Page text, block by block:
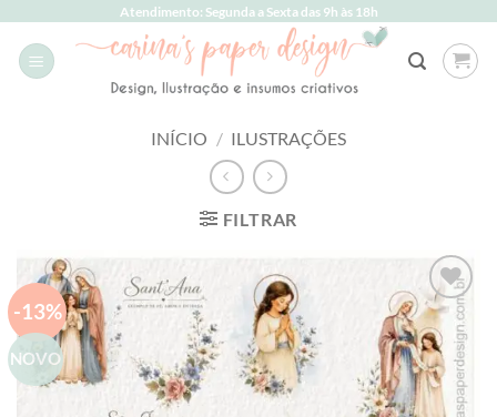
content
Atendimento: Segunda a Sexta das 9h às 18h
INÍCIO / ILUSTRAÇÕES
FILTRAR
-13%
NOVO
Add to
wishlist